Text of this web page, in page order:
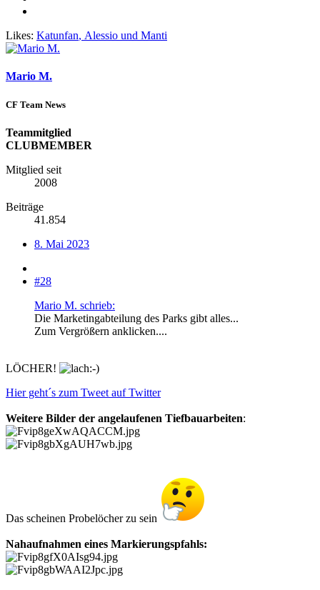
Likes: Katunfan, Alessio und Manti
Mario M.
CF Team News
Teammitglied
CLUBMEMBER
Mitglied seit
2008
Beiträge
41.854
8. Mai 2023
#28
Mario M. schrieb:
Die Marketingabteilung des Parks gibt alles...
Zum Vergrößern anklicken....
LÖCHER!
Hier geht´s zum Tweet auf Twitter
Weitere Bilder der angelaufenen Tiefbauarbeiten:
Das scheinen Probelöcher zu sein
Nahaufnahmen eines Markierungspfahls: